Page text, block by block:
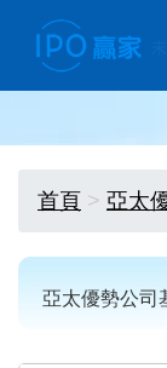
首頁 亞太
亞太優勢公司